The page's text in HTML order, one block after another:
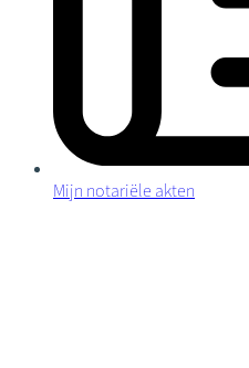
Mijn notariële akten